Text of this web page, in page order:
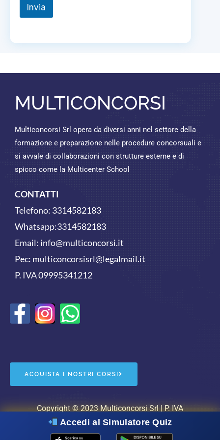
Invia
MULTICONCORSI
Multiconcorsi Srl opera da diversi anni nel settore della
formazione e preparazione nelle procedure concorsuali e
si avvale di collaborazioni con strutture esterne e di
spicco come la Multicenter School
CONTATTI
Telefono: 3314582183
Whatsapp:3314582183
Email: info@multiconcorsi.it
Pec: multiconcorsisrl@legalmail.it
P. IVA 09995341212
F
e
b
o
W
t
s
a
p
ACQUISTA I NOSTRI CORSI
Copyright © 2023 Multiconcorsi Srl | P. IVA
09995341212 | cookie policy|privacy policy| Powered
WebSquare
Accedi al Simulatore Quiz